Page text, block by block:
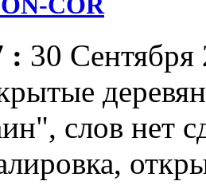
: 30
слов нет